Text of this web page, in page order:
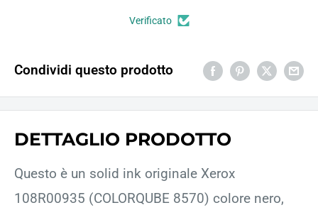
Verificato
Condividi questo prodotto
DETTAGLIO PRODOTTO
Questo è un solid ink originale Xerox
108R00935 (COLORQUBE 8570) colore nero,